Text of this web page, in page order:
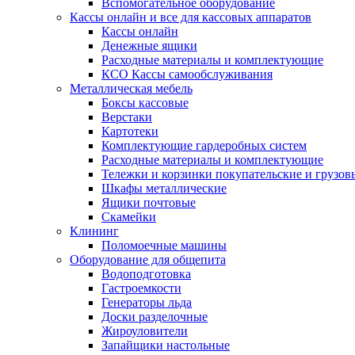
Вспомогательное оборудование
Кассы онлайн и все для кассовых аппаратов
Кассы онлайн
Денежные ящики
Расходные материалы и комплектующие
КСО Кассы самообслуживания
Металлическая мебель
Боксы кассовые
Верстаки
Картотеки
Комплектующие гардеробных систем
Расходные материалы и комплектующие
Тележки и корзинки покупательские и
Шкафы металлические
Ящики почтовые
Скамейки
Клининг
Поломоечные машины
Оборудование для общепита
Водоподготовка
Гастроемкости
Генераторы льда
Доски разделочные
Жироуловители
Запайщики настольные